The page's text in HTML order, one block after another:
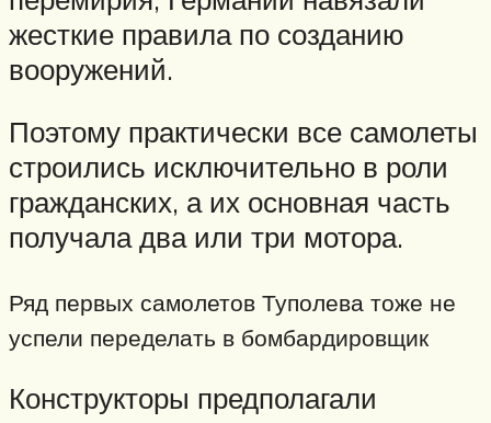
жесткие правила по созданию
вооружений.
Поэтому практически все самолеты
строились исключительно в роли
гражданских, а их основная часть
получала два или три мотора.
Ряд первых самолетов Туполева тоже не
успели переделать в бомбардировщик
Конструкторы предполагали